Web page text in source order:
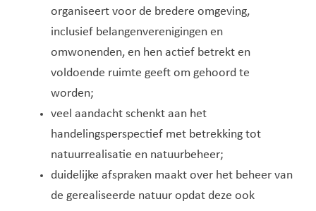
organiseert voor de bredere omgeving,
inclusief belangenverenigingen en
omwonenden, en hen actief betrekt en
voldoende ruimte geeft om gehoord te
worden;
veel aandacht schenkt aan het
handelingsperspectief met betrekking tot
natuurrealisatie en natuurbeheer;
duidelijke afspraken maakt over het beheer van
de gerealiseerde natuur opdat deze ook